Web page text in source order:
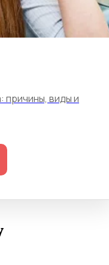
виды и